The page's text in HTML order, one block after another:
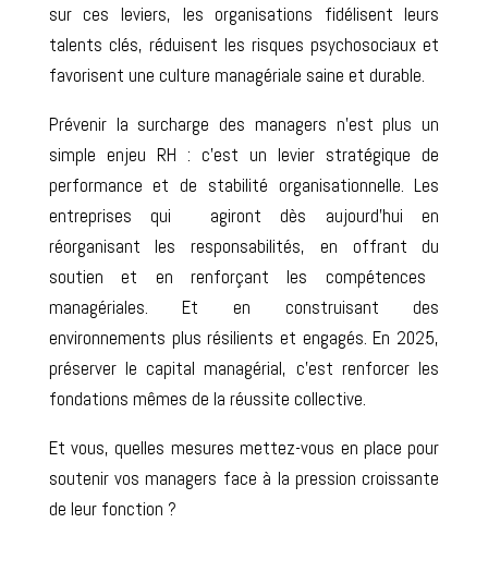
sur ces leviers, les organisations fidélisent leurs
talents clés, réduisent les risques psychosociaux et
favorisent une culture managériale saine et durable.
Prévenir la surcharge des managers n’est plus un
simple enjeu RH : c’est un levier stratégique de
performance et de stabilité organisationnelle. Les
entreprises qui
agiront dès aujourd’hui en
réorganisant les responsabilités, en
offrant du
soutien et en renforçant les compétences
managériales. Et en construisant des
environnements plus résilients et engagés. En 2025,
préserver le capital managérial, c’est renforcer les
fondations mêmes de la réussite collective.
Et vous, quelles mesures mettez-vous en place pour
soutenir vos managers face à la pression croissante
de leur fonction ?